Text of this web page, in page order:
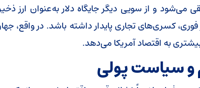
و از سویی دیگر جایگاه دلار به‌عنوان ارز
کسری‌های تجاری پایدار داشته باشد. در واقع،
بیشتری به اقتصاد آمریکا می‌دهد.
و سیاست پولی